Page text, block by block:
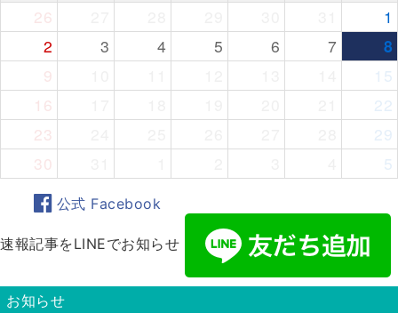
26
1
2
3 4 5 6 7
8
9
15
16
22
23
29
30
5
公式 Facebook
速報記事をLINEでお知らせ
お知らせ